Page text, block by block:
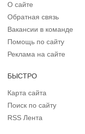
О сайте
Обратная связь
Вакансии в команде
Помощь по сайту
Реклама на сайте
БЫСТРО
Карта сайта
Поиск по сайту
RSS Лента